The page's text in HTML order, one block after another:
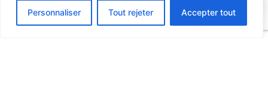
Personnaliser Tout rejeter Accepter tout